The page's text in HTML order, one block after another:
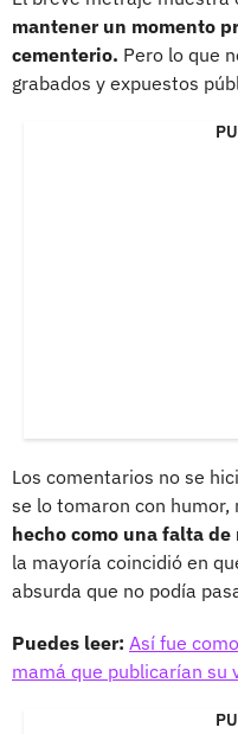
mantener un momento
cementerio. Pero lo que
grabados y expuestos
Los comentarios no se
se lo tomaron con humor,
hecho como una falta
la mayoría coincidió en
absurda que no podía
Puedes leer: Así fue
mamá que publicarían su